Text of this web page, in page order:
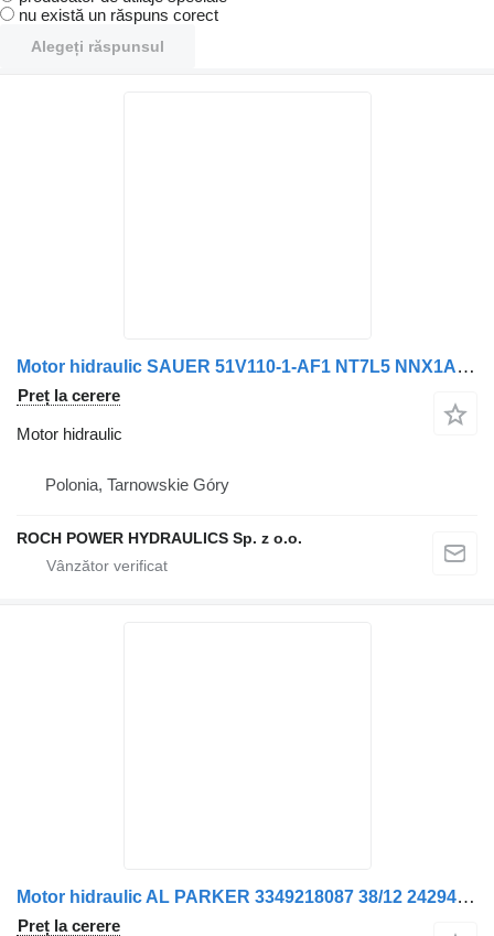
nu există un răspuns corect
Alegeți răspunsul
Motor hidraulic SAUER 51V110-1-AF1 NT7L5 NNX1ADA 042AAN600 pentru maşina de măturat stradă Scarab 188A
Preț la cerere
Motor hidraulic
Polonia, Tarnowskie Góry
ROCH POWER HYDRAULICS Sp. z o.o.
Motor hidraulic AL PARKER 3349218087 38/12 24294568/007 pentru maşina de măturat stradă Johnston 142
Preț la cerere